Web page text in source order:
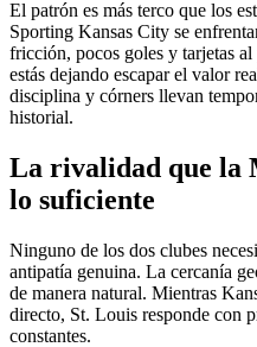
El patrón es más terco que los
Sporting Kansas City se
fricción, pocos goles y tarjetas
estás dejando escapar el valor
disciplina y córners llevan
historial.
La rivalidad que la
lo suficiente
Ninguno de los dos clubes
antipatía genuina. La cercanía
de manera natural. Mientras
directo, St. Louis responde con
constantes.